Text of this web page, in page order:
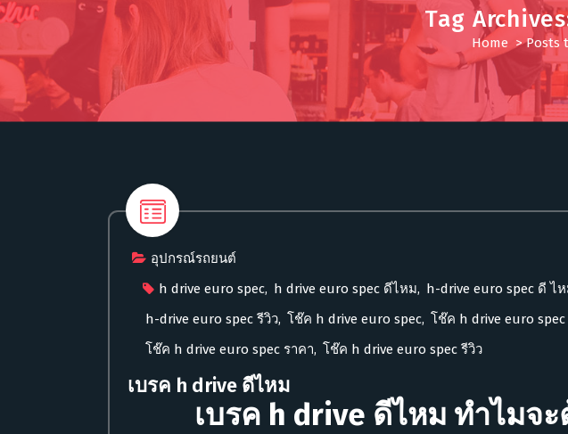
Tag
Home >Posts
อุปกรณ์รถยนต์
h drive euro spec, h drive euro spec ดีไหม, h-drive euro spec ดี ไ
h-drive euro spec รีวิว, โช๊ค h drive euro spec, โช๊ค h drive euro
โช๊ค h drive euro spec ราคา, โช๊ค h drive euro spec รีวิว
เบรค h drive ดีไหม
เบรค h drive ดีไหม ทำไมจ